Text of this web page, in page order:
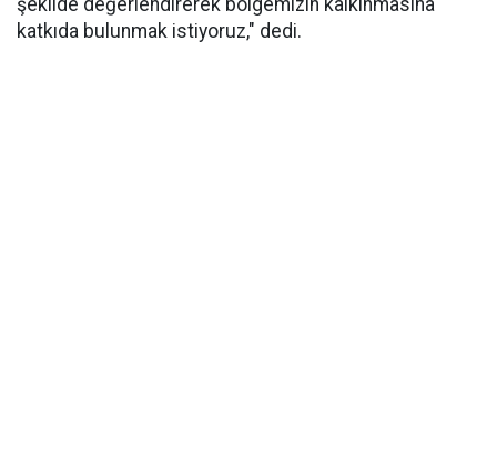
şekilde değerlendirerek bölgemizin kalkınmasına
katkıda bulunmak istiyoruz," dedi.